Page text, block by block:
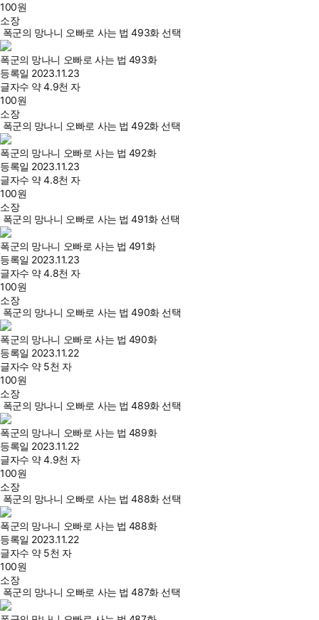
100원
소장
폭군의 망나니 오빠로 사는 법 493화 선택
폭군의 망나니 오빠로 사는 법 493화
등록일 2023.11.23
글자수 약 4.9천 자
100원
소장
폭군의 망나니 오빠로 사는 법 492화 선택
폭군의 망나니 오빠로 사는 법 492화
등록일 2023.11.23
글자수 약 4.8천 자
100원
소장
폭군의 망나니 오빠로 사는 법 491화 선택
폭군의 망나니 오빠로 사는 법 491화
등록일 2023.11.23
글자수 약 4.8천 자
100원
소장
폭군의 망나니 오빠로 사는 법 490화 선택
폭군의 망나니 오빠로 사는 법 490화
등록일 2023.11.22
글자수 약 5천 자
100원
소장
폭군의 망나니 오빠로 사는 법 489화 선택
폭군의 망나니 오빠로 사는 법 489화
등록일 2023.11.22
글자수 약 4.9천 자
100원
소장
폭군의 망나니 오빠로 사는 법 488화 선택
폭군의 망나니 오빠로 사는 법 488화
등록일 2023.11.22
글자수 약 5천 자
100원
소장
폭군의 망나니 오빠로 사는 법 487화 선택